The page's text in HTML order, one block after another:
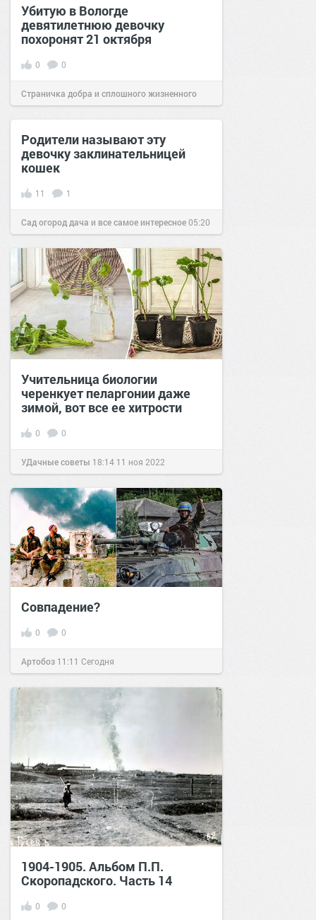
Убитую в Вологде
девятилетнюю девочку
похоронят 21 октября
0 0
Страничка добра и сплошного жизненного
позитива! 19:00 19 окт 2021
Родители называют эту
девочку заклинательницей
кошек
11 1
Сад огород дача и все самое интересное05:20
19 янв 2017
Учительница биологии
черенкует пеларгонии даже
зимой, вот все ее хитрости
0 0
УДачные советы 18:14 11 ноя 2022
Совпадение?
0 0
Артобоз 11:11 Сегодня
1904-1905. Альбом П.П.
Скоропадского. Часть 14
0 0